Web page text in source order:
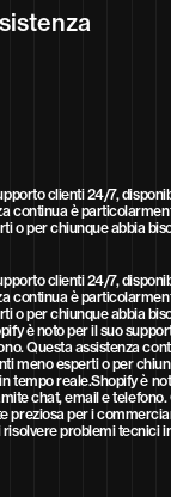
clienti 24/7,
continua è
o per chiunque abbia
clienti 24/7,
continua è
o per chiunque abbia
è noto per il suo
Questa assistenza
meno esperti o per
tempo reale.Shopify è
chat, email e telefono.
preziosa per i
problemi tecnici